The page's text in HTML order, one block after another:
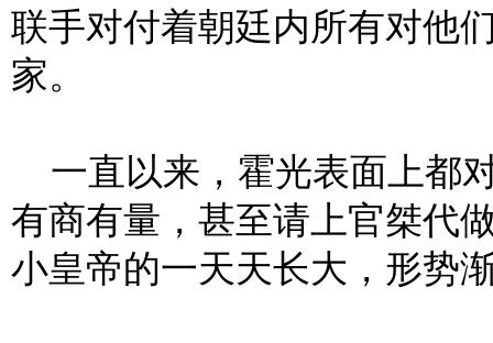
联手对付着朝廷内所有对他
家。
一直以来，霍光表面上都
有商有量，甚至请上官桀代
小皇帝的一天天长大，形势